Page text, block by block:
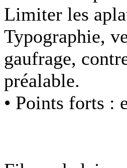
Limiter les
Typographie,
gaufrage,
préalable.
• Points forts :